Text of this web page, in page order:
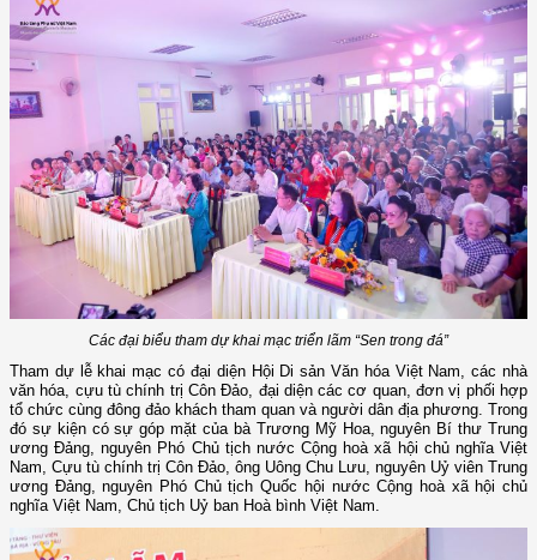
Các đại biểu tham dự khai mạc triển lãm “Sen trong đá”
Tham dự lễ khai mạc có đại diện Hội Di sản Văn hóa Việt Nam, các nhà
văn hóa, cựu tù chính trị Côn Đảo, đại diện các cơ quan, đơn vị phối hợp
tổ chức cùng đông đảo khách tham quan và người dân địa phương. Trong
đó sự kiện có sự góp mặt của bà Trương Mỹ Hoa, nguyên Bí thư Trung
ương Đảng, nguyên Phó Chủ tịch nước Cộng hoà xã hội chủ nghĩa Việt
Nam, Cựu tù chính trị Côn Đảo, ông Uông Chu Lưu, nguyên Uỷ viên Trung
ương Đảng, nguyên Phó Chủ tịch Quốc hội nước Cộng hoà xã hội chủ
nghĩa Việt Nam, Chủ tịch Uỷ ban Hoà bình Việt Nam.